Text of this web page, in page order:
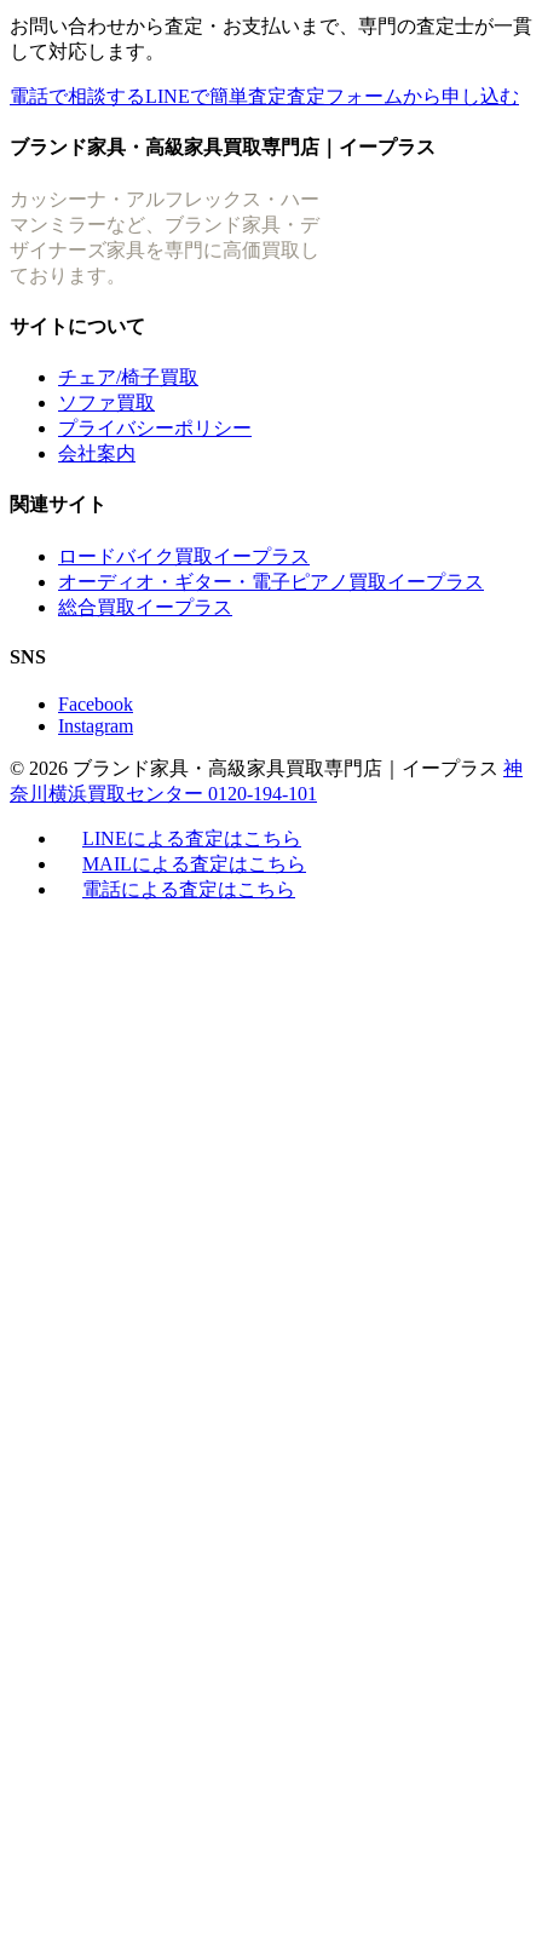
お問い合わせから査定・お支払いまで、専門の査定士が一貫
して対応します。
電話で相談するLINEで簡単査定査定フォームから申し込む
ブランド家具・高級家具買取専門店｜イープラス
カッシーナ・アルフレックス・ハー
マンミラーなど、ブランド家具・デ
ザイナーズ家具を専門に高価買取し
ております。
サイトについて
チェア/椅子買取
ソファ買取
プライバシーポリシー
会社案内
関連サイト
ロードバイク買取イープラス
オーディオ・ギター・電子ピアノ買取イープラス
総合買取イープラス
SNS
Facebook
Instagram
© 2026 ブランド家具・高級家具買取専門店｜イープラス 神
奈川横浜買取センター 0120-194-101
LINEによる査定はこちら
MAILによる査定はこちら
電話による査定はこちら